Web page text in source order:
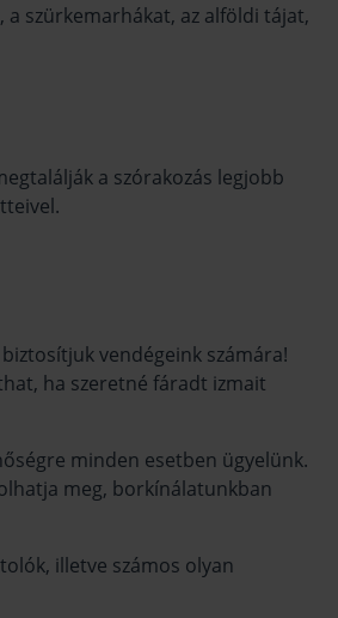
a szürkemarhákat, az alföldi tájat,
a szórakozás legjobb
vendégeink számára!
ha szeretné fáradt izmait
minden esetben ügyelünk.
meg, borkínálatunkban
illetve számos olyan